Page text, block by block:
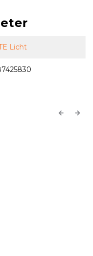
Licht
Previous
Next